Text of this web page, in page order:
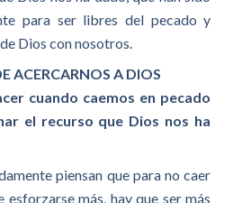
para ser libres del pecado y
Dios con nosotros.
ACERCARNOS A DIOS
cuando caemos en pecado
el recurso que Dios nos ha
piensan que para no caer
esforzarse más, hay que ser más